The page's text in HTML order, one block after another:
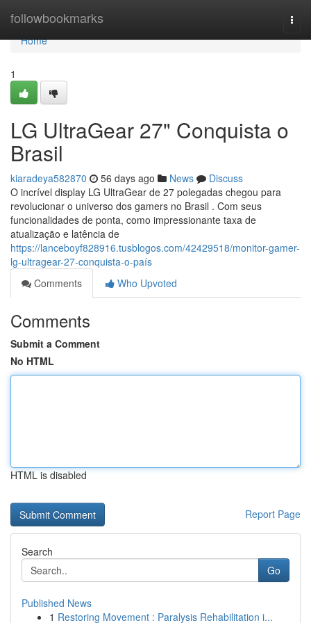
followbookmarks
Home
Home
1
LG UltraGear 27" Conquista o
Brasil
kiaradeya582870 56 days ago News
Discuss
O incrível display LG UltraGear de 27 polegadas chegou para
revolucionar o universo dos gamers no Brasil . Com seus
funcionalidades de ponta, como impressionante taxa de
atualização e latência de
https://lanceboyf828916.tusblogos.com/42429518/monitor-gamer-
lg-ultragear-27-conquista-o-país
Comments
Who Upvoted
Comments
Submit a Comment
No HTML
HTML is disabled
Report Page
Search
Go
Published News
1 Restoring Movement : Paralysis Rehabilitation i...